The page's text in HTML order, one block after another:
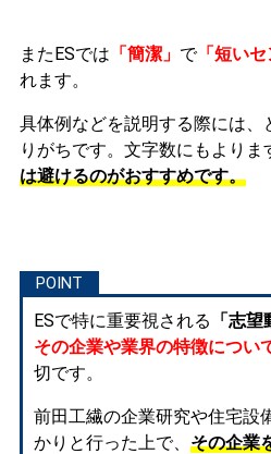
またESでは 「簡潔」 で「短いセ
れます。
具体例などを説明する際には、
りがちです。文字数にもよりま
は避けるのがおすすめです。
ESで特に重要視される 「志望
その企業や業界の特徴につい
切です。
前田工繊の企業研究や住宅設
かりと行った上で、 その企業